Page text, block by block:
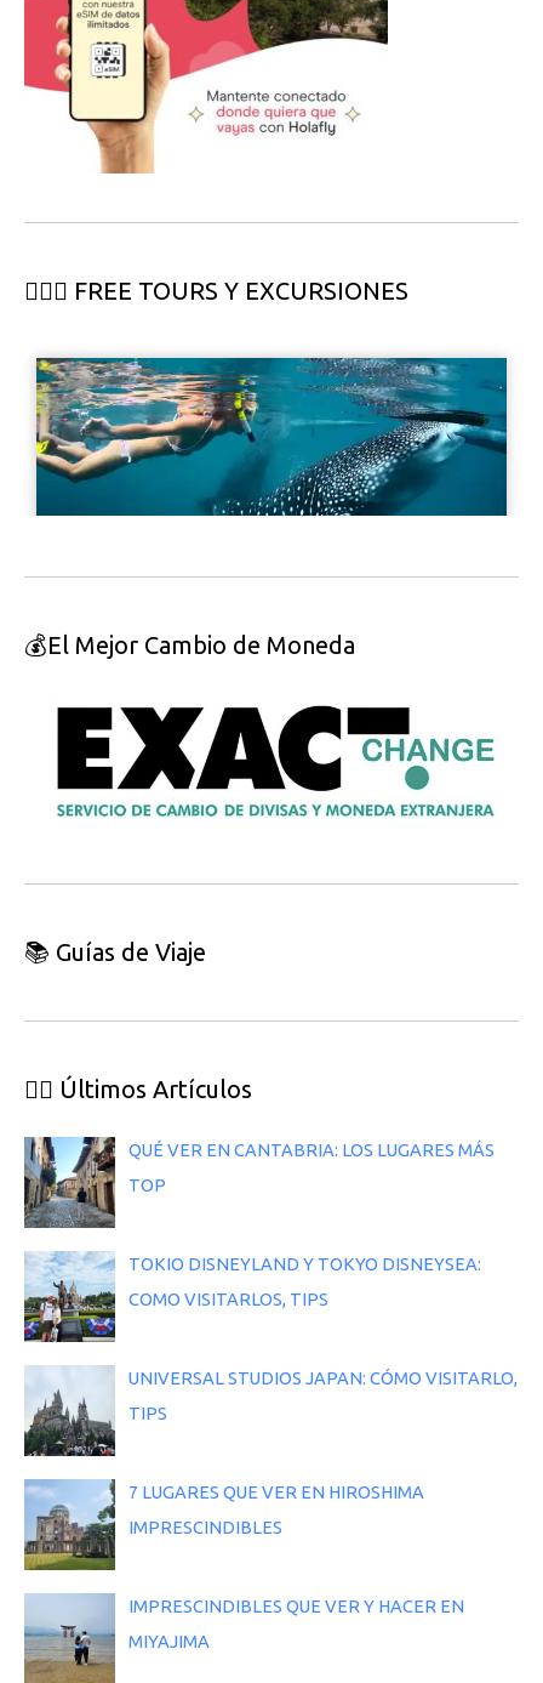
🏄🏻‍♀️ FREE TOURS Y EXCURSIONES
💰El Mejor Cambio de Moneda
📚 Guías de Viaje
👇🏽 Últimos Artículos
QUÉ VER EN CANTABRIA: LOS LUGARES MÁS
TOP
TOKIO DISNEYLAND Y TOKYO DISNEYSEA:
COMO VISITARLOS, TIPS
UNIVERSAL STUDIOS JAPAN: CÓMO VISITARLO,
TIPS
7 LUGARES QUE VER EN HIROSHIMA
IMPRESCINDIBLES
IMPRESCINDIBLES QUE VER Y HACER EN
MIYAJIMA